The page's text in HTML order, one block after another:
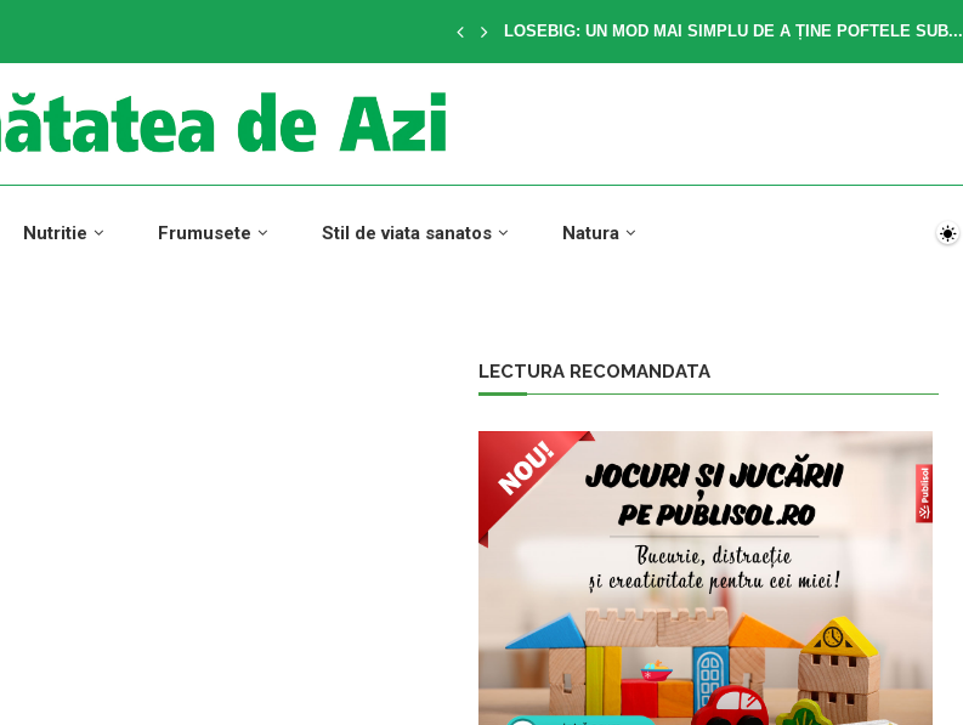
LOSEBIG: UN MOD MAI SIMPLU DE A ȚINE POFTELE SUB...
Nutritie Frumusete Stil de viata sanatos Natura
LECTURA RECOMANDATA